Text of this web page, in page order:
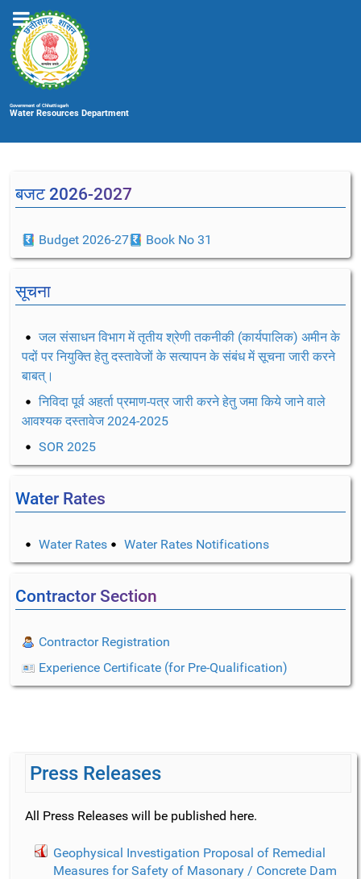
Government of Chhattisgarh
Water Resources Department
बजट 2026-2027
Budget 2026-27 Book No 31
सूचना
जल संसाधन विभाग में तृतीय श्रेणी तकनीकी (कार्यपालिक) अमीन के
पदों पर नियुक्ति हेतु दस्तावेजों के सत्यापन के संबंध में सूचना जारी करने
बाबत्।
निविदा पूर्व अहर्ता प्रमाण-पत्र जारी करने हेतु जमा किये जाने वाले
आवश्यक दस्तावेज 2024-2025
SOR 2025
Water Rates
Water Rates Water Rates Notifications
Contractor Section
Contractor Registration
Experience Certificate (for Pre-Qualification)
Press Releases
All Press Releases will be published here.
Geophysical Investigation Proposal of Remedial
Measures for Safety of Masonary / Concrete Dam